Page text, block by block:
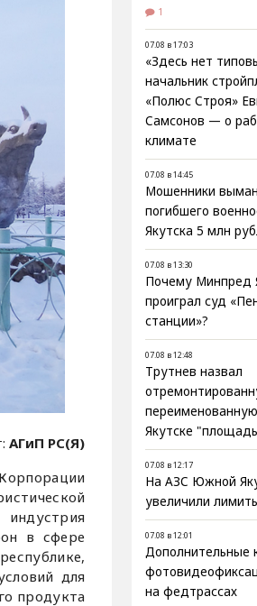
АГиП РС(Я)
в сфере
для
продукта
1
07.08 в 17:03
«Здесь нет
начальник
«Полюс Строя»
Самсонов — о
климате
07.08 в 14:45
Мошенники
погибшего
Якутска 5 млн
07.08 в 13:30
Почему Минпред
проиграл суд
станции»?
07.08 в 12:48
Трутнев назвал
Якутске
07.08 в 12:17
На АЗС Южной
увеличили
07.08 в 12:01
Дополнительные
на федтрассах